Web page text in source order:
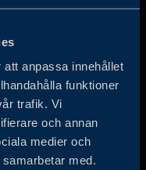
anpassa innehållet
funktioner
trafik. Vi
och annan
medier och
med.
svenska företag att
företag att